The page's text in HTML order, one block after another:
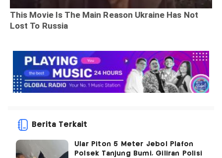
Berita Terkait
Ular Piton 5 Meter Jebol Plafon
Polsek Tanjung Bumi, Giliran Polisi